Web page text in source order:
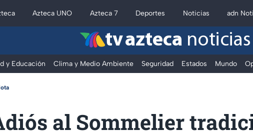
Azteca UNO Azteca 7 Deportes Noticias adn
tv azteca noticias
y Educación Clima y Medio Ambiente Seguridad Estados Mundo
al Sommelier